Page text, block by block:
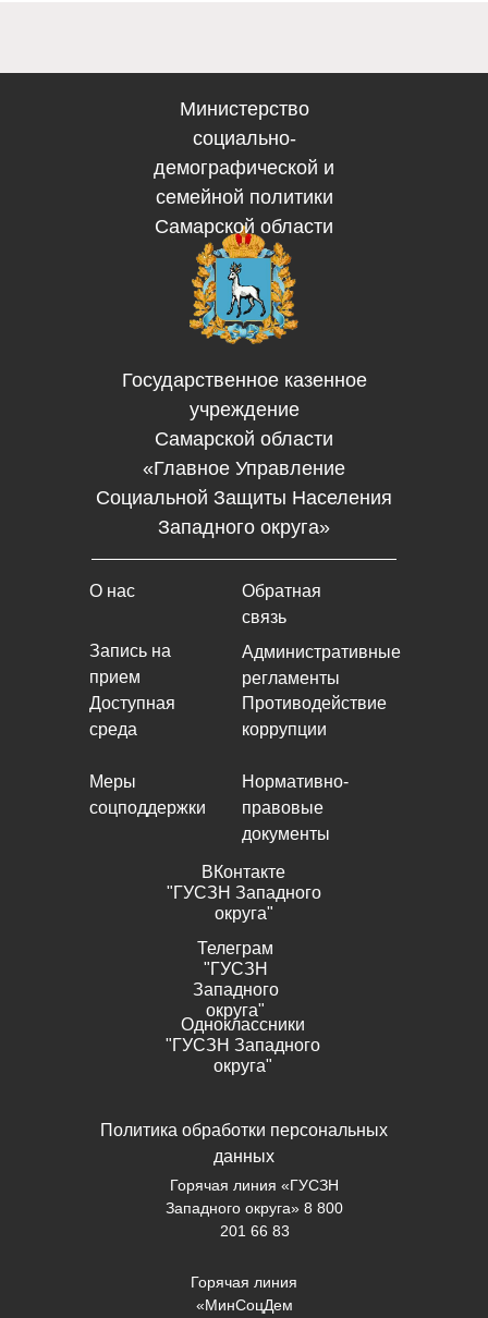
Министерство
социально-
демографической и
семейной политики
Самарской области
Горячая линия «ГУСЗН
Западного округа» 8 800
201 66 83
Горячая линия
«МинСоцДем
О нас
Противодействие
коррупции
Доступная
среда
Меры
соцподдержки
Политика обработки персональных
данных
Обратная
связь
Административные
регламенты
Нормативно-
правовые
документы
Запись на
прием
ВКонтакте
"ГУСЗН Западного
округа"
Телеграм
"ГУСЗН
Западного
округа"
Одноклассники
"ГУСЗН Западного
округа"
Государственное казенное
учреждение
Самарской области
«Главное Управление
Социальной Защиты Населения
Западного округа»